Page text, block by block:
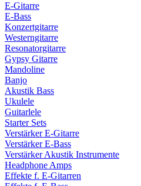
E-Gitarre
E-Bass
Konzertgitarre
Westerngitarre
Resonatorgitarre
Gypsy Gitarre
Mandoline
Banjo
Akustik Bass
Ukulele
Guitarlele
Starter Sets
Verstärker E-Gitarre
Verstärker E-Bass
Verstärker Akustik Instrumente
Headphone Amps
Effekte f. E-Gitarren